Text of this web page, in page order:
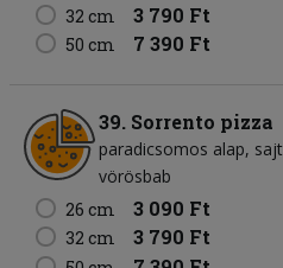
32 cm 3 790 Ft
50 cm 7 390 Ft
39. Sorrento pizza
paradicsomos alap sajt
vörösbab
26 cm
3 090 Ft
32 cm 3 790 Ft